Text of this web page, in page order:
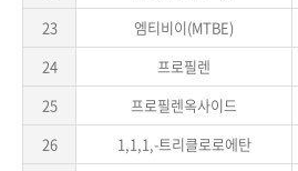
23
엠티비이(MTBE)
24
프로필렌
25
프로필렌옥사이드
26
1,1,1,-트리클로로에탄